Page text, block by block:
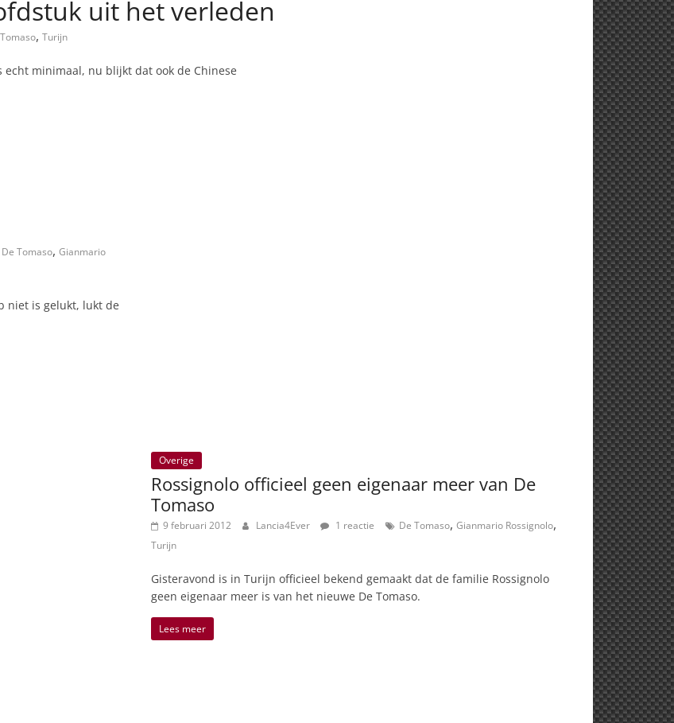
uit het verleden
, Turijn
echt minimaal, nu blijkt dat ook de Chinese
De Tomaso, Gianmario
niet is gelukt, lukt de
Overige
Rossignolo officieel geen eigenaar meer van De
Tomaso
9 februari 2012 Lancia4Ever 1 reactie De Tomaso, Gianmario Rossignolo,
Turijn
Gisteravond is in Turijn officieel bekend gemaakt dat de familie Rossignolo
geen eigenaar meer is van het nieuwe De Tomaso.
Lees meer